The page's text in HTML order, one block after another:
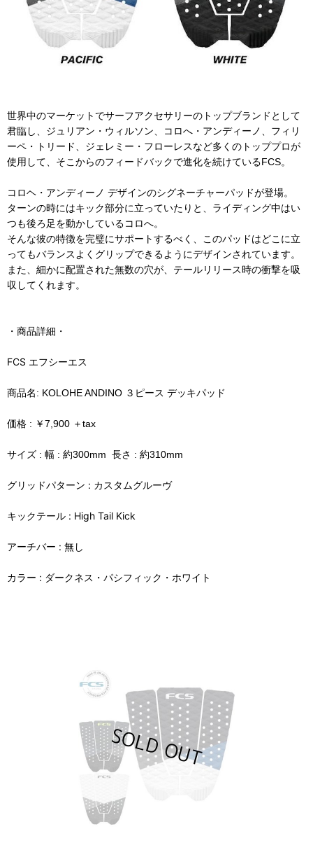
世界中のマーケットでサーフアクセサリーのトップブランドとして
君臨し、ジュリアン・ウィルソン、コロへ・アンディーノ、フィリ
ーペ・トリード、ジェレミー・フローレスなど多くのトッププロが
使用して、そこからのフィードバックで進化を続けているFCS。
コロヘ・アンディーノ デザインのシグネーチャーパッドが登場。
ターンの時にはキック部分に立っていたりと、ライディング中はい
つも後ろ足を動かしているコロへ。
そんな彼の特徴を完璧にサポートするべく、このパッドはどこに立
ってもバランスよくグリップできるようにデザインされています。
また、細かに配置された無数の穴が、テールリリース時の衝撃を吸
収してくれます。
・商品詳細・
FCS エフシーエス
商品名: KOLOHE ANDINO ３ピース デッキパッド
価格 : ￥7,900 ＋tax
サイズ : 幅 : 約300mm 長さ : 約310mm
グリッドパターン : カスタムグルーヴ
キックテール : High Tail Kick
アーチバー : 無し
カラー : ダークネス・パシフィック・ホワイト